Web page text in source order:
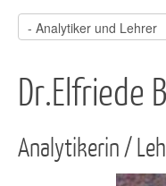
Dr.Elfriede
Analytikerin /